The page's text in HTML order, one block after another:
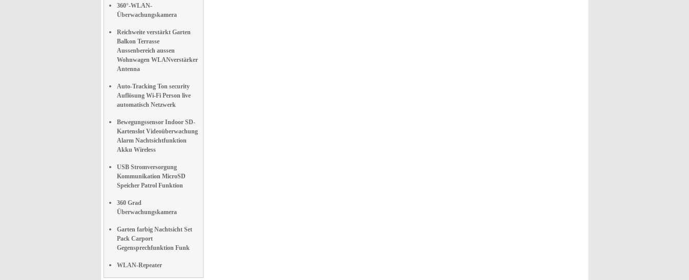
360°-WLAN-
Überwachungskamera
Reichweite verstärkt Garten
Balkon Terrasse
Aussenbereich aussen
Wohnwagen WLANverstärker
Antenna
Auto-Tracking Ton security
Auflösung Wi-Fi Person live
automatisch Netzwerk
Bewegungssensor Indoor SD-
Kartenslot Videoüberwachung
Alarm Nachtsichtfunktion
Akku Wireless
USB Stromversorgung
Kommunikation MicroSD
Speicher Patrol Funktion
360 Grad
Überwachungskamera
Garten farbig Nachtsicht Set
Pack Carport
Gegensprechfunktion Funk
WLAN-Repeater